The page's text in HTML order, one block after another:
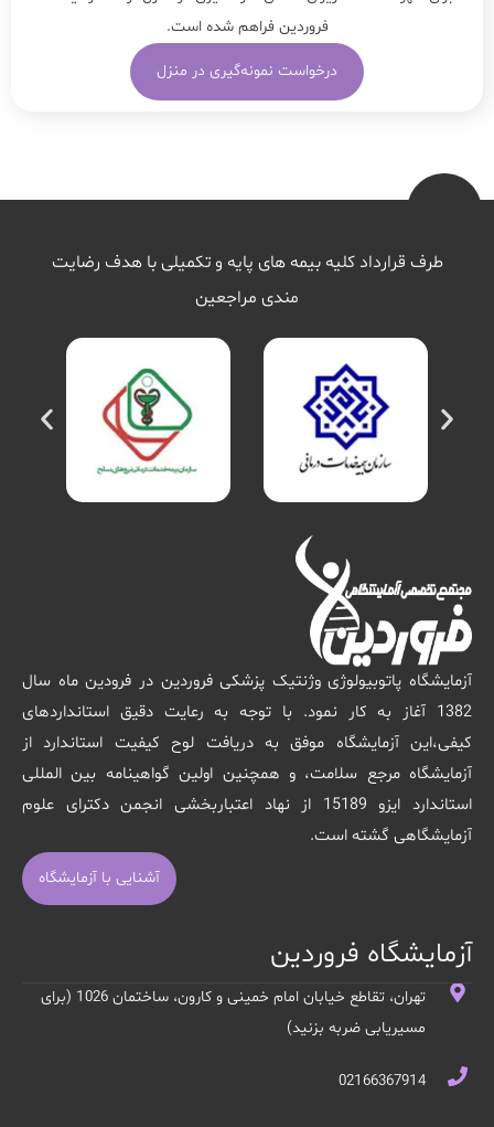
فروردین فراهم شده است.
درخواست نمونه‌گیری در منزل
طرف قرارداد کلیه بیمه های پایه و تکمیلی با هدف رضایت
مندی مراجعین
آزمایشگاه پاتوبیولوژی وژنتیک پزشکی فروردین در فرودین ماه سال
1382 آغاز به کار نمود. با توجه به رعایت دقیق استانداردهای
کیفی،این آزمایشگاه موفق به دریافت لوح کیفیت استاندارد از
آزمایشگاه مرجع سلامت، و همچنین اولین گواهینامه بین المللی
استاندارد ایزو 15189 از نهاد اعتباربخشی انجمن دکترای علوم
آزمایشگاهی گشته است.
آشنایی با آزمایشگاه
آزمایشگاه فروردین
تهران، تقاطع خیابان امام خمینی و کارون، ساختمان 1026 (برای
مسیریابی ضربه بزنید)
02166367914